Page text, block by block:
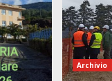
Archivio